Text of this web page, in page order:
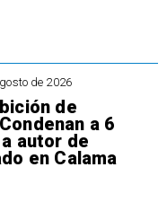
de 2026
de
a 6
autor de
en Calama